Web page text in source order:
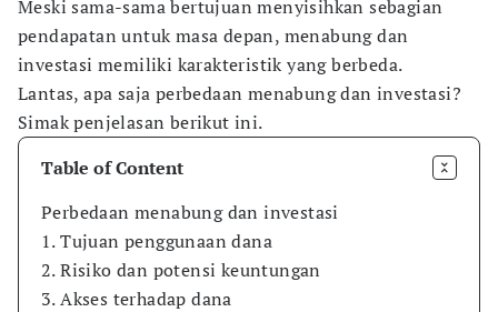
Meski sama-sama bertujuan menyisihkan sebagian
pendapatan untuk masa depan, menabung dan
investasi memiliki karakteristik yang berbeda.
Lantas, apa saja perbedaan menabung dan investasi?
Simak penjelasan berikut ini.
Table of Content
Perbedaan menabung dan investasi
1. Tujuan penggunaan dana
2. Risiko dan potensi keuntungan
3. Akses terhadap dana